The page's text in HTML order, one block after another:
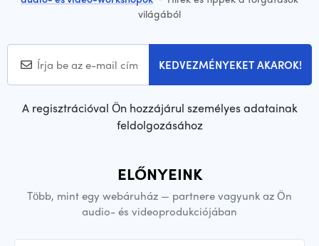
világából
KEDVEZMÉNYEKET AKAROK!
A regisztrációval Ön hozzájárul személyes adatainak
feldolgozásához
ELŐNYEINK
Több, mint egy webáruház — partnere vagyunk az Ön
audio- és videoprodukciójában